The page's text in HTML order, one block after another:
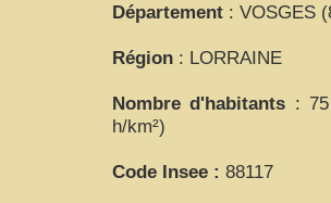
Département : VOSGES
Région : LORRAINE
Nombre d'habitants :
h/km²)
Code Insee : 88117